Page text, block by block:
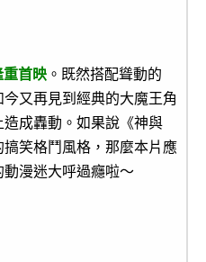
首映 。既然搭配聳動的
又再見到經典的大魔王角
成轟動。如果說《神與
笑格鬥風格，那麼本片應
漫迷大呼過癮啦～